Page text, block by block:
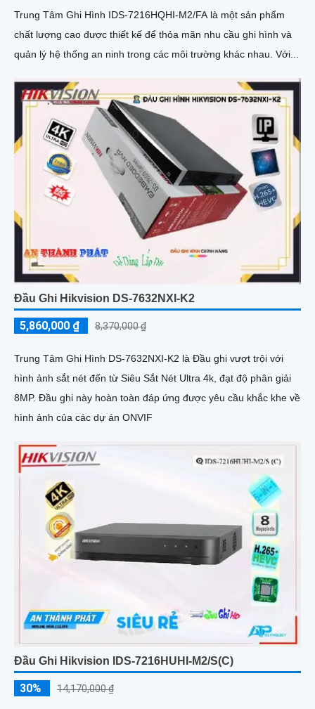
Trung Tâm Ghi Hình IDS-7216HQHI-M2/FA là một sản phẩm
chất lượng cao được thiết kế để thỏa mãn nhu cầu ghi hình và
quản lý hệ thống an ninh trong các môi trường khác nhau. Với...
Đầu Ghi Hikvision DS-7632NXI-K2
5,860,000 ₫ 8,370,000 ₫
Trung Tâm Ghi Hình DS-7632NXI-K2 là Đầu ghi vượt trội với
hình ảnh sắt nét đến từ Siêu Sắt Nét Ultra 4k, đạt độ phân giải
8MP. Đầu ghi này hoàn toàn đáp ứng được yêu cầu khắc khe về
hình ảnh của các dự án ONVIF
Đầu Ghi Hikvision IDS-7216HUHI-M2/S(C)
30% 14,170,000 ₫